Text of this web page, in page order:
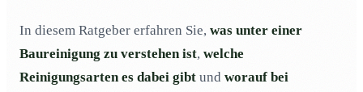
09Was sollte bei einer Bauschlussreinigung beachtet
werden?
In diesem Ratgeber erfahren Sie, was unter einer
Baureinigung zu verstehen ist, welche
Reinigungsarten es dabei gibt und worauf bei